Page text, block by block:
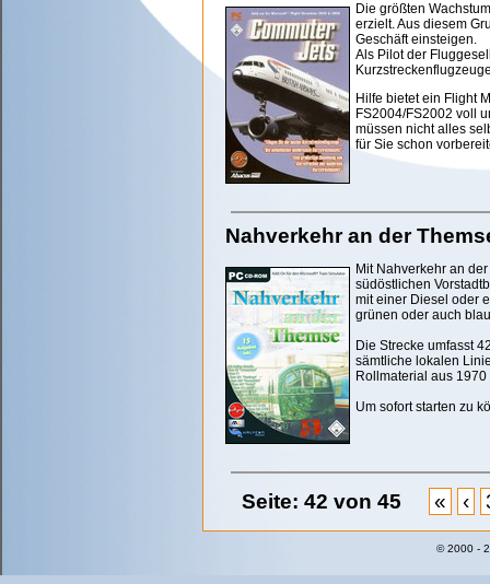
Die größten
erzielt. Aus diesem
Geschäft einsteigen.
Als Pilot der
Hilfe bietet ein Flight
FS2004/FS2002 voll
müssen nicht alles
für Sie schon
Nahverkehr an der
Mit Nahverkehr an
südöstlichen
mit einer Diesel oder
grünen oder auch
Die Strecke umfasst
sämtliche lokalen
Rollmaterial aus 1970
Um sofort starten zu
Seite: 42 von 45 « ‹
© 2000 -